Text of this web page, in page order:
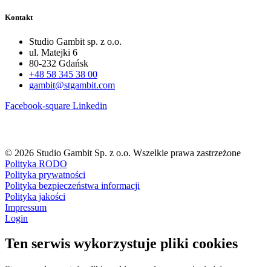
Kontakt
Studio Gambit sp. z o.o.
ul. Matejki 6
80-232 Gdańsk
+48 58 345 38 00
gambit@stgambit.com
Facebook-square Linkedin
© 2026 Studio Gambit Sp. z o.o. Wszelkie prawa zastrzeżone
Polityka RODO
Polityka prywatności
Polityka bezpieczeństwa informacji
Polityka jakości
Impressum
Login
Ten serwis wykorzystuje pliki cookies